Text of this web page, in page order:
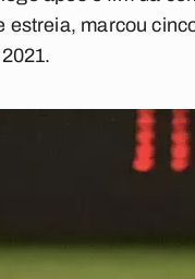
estreia, marcou